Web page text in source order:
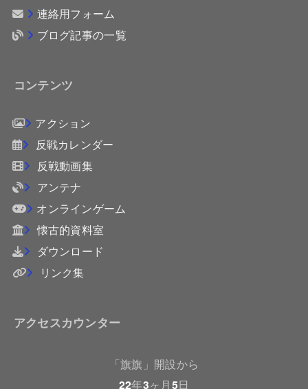
連絡用フォーム
ブログ記事の一覧
コンテンツ
アクション
反戦カレンダー
反戦動画集
アンテナ
オンラインゲーム
懐古的資料室
ダウンロード
リンク集
アクセスカウンター
「旗旗」開設から
22年3ヶ月5日